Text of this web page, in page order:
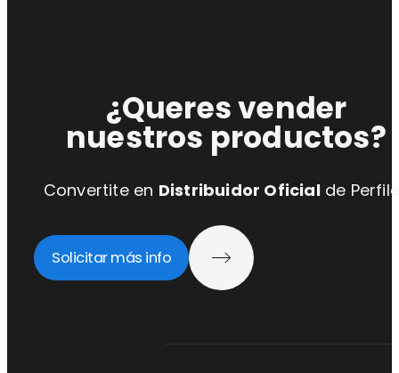
¿Queres vender
nuestros productos?
Convertite en Distribuidor Oficialde
Solicitar más info